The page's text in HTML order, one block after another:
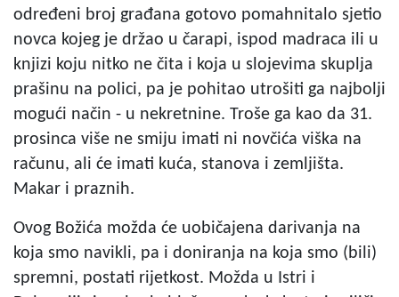
određeni broj građana gotovo pomahnitalo sjetio
novca kojeg je držao u čarapi, ispod madraca ili u
knjizi koju nitko ne čita i koja u slojevima skuplja
prašinu na polici, pa je pohitao utrošiti ga najbolji
mogući način - u nekretnine. Troše ga kao da 31.
prosinca više ne smiju imati ni novčića viška na
računu, ali će imati kuća, stanova i zemljišta.
Makar i praznih.
Ovog Božića možda će uobičajena darivanja na
koja smo navikli, pa i doniranja na koja smo (bili)
spremni, postati rijetkost. Možda u Istri i